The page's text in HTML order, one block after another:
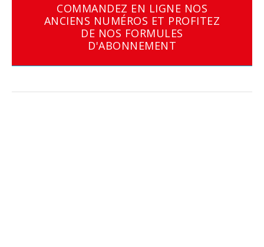
COMMANDEZ EN LIGNE NOS
ANCIENS NUMÉROS ET PROFITEZ
DE NOS FORMULES
D'ABONNEMENT